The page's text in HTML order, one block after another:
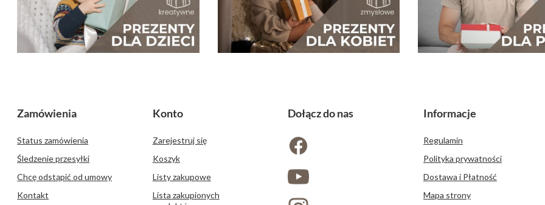
Zamówienia
Status zamówienia
Śledzenie przesyłki
Chcę odstąpić od umowy
Kontakt
Konto
Zarejestruj się
Koszyk
Listy zakupowe
Lista zakupionych
Dołącz do nas Informacje
Regulamin
Polityka prywatności
Dostawa i Płatność
Mapa strony